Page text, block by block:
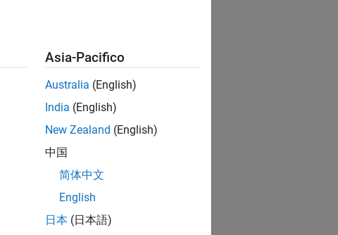
Asia-Pacifico
Australia (English)
India (English)
New Zealand (English)
中国
简体中文
English
日本 (日本語)